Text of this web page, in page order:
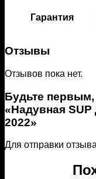
Гарантия
Отзывы
Отзывов пока нет.
Будьте первым,
«Надувная SUP
2022»
Для отправки